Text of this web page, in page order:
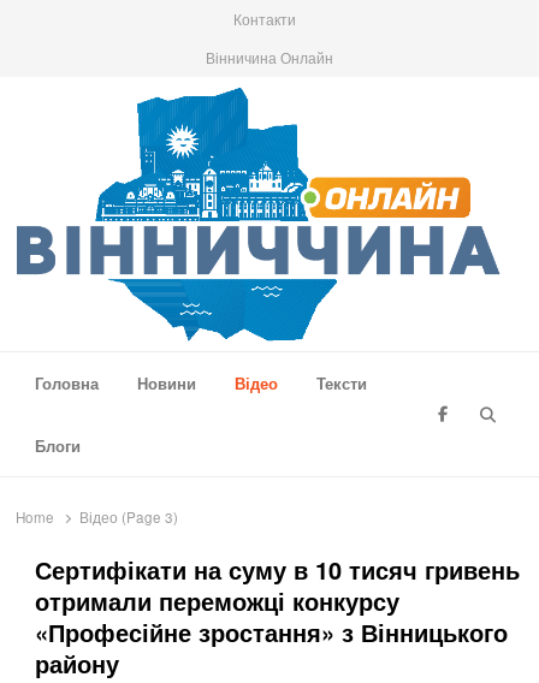
Контакти
Вінничина Онлайн
Головна
Новини Відео Тексти
Блоги
Home Відео (Page 3)
Сертифікати на суму в 10 тисяч гривень
отримали переможці конкурсу
«Професійне зростання» з Вінницького
району